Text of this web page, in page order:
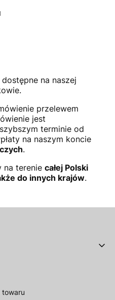
na naszej
przelewem
jest
terminie od
na naszym koncie
.
na terenie całej Polski
do innych krajów.